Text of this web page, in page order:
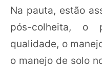
Na pauta, estão
pós-colheita, o
qualidade, o
o manejo de solo